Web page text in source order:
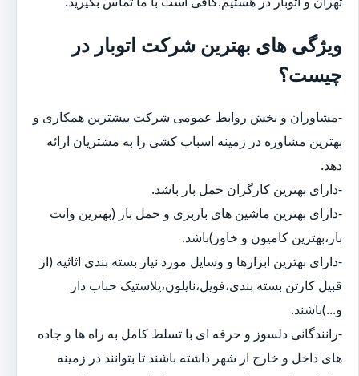
ویژگی های بهترین شرکت اتوبار در
چیست؟
-مشاوران و بخش روابط عمومی شرکت بیشترین همکاری و
بهترین مشاوره در زمینه اسباب کشی را به مشتریان ارائه
دهد.
-دارای بهترین کارگران حمل بار باشد.
-دارای بهترین ماشین های باربری و حمل بار (بهترین وانت
بار،بهترین کامیون و خاور)باشد.
-دارای بهترین ابزارها و وسایل مورد نیاز بسته بندی اثاثیه (از
قبیل کارتن بسته بندی،فویل،نایلون،پلاستیک حباب دار
و...)باشند.
-رانندگانی دلسوز و حرفه ای با تسلط کامل به راه ها و جاده
های داخل و خارج از شهر داشته باشند تا بتوانند در زمینه